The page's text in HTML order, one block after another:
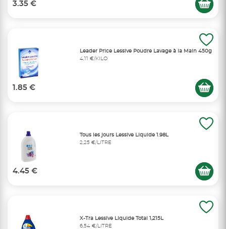
3.35 €
Leader Price Lessive Poudre Lavage à la Main 450g
4,11 €/KILO
1.85 €
Tous les jours Lessive Liquide 1.98L
2,25 €/LITRE
4.45 €
X-Tra Lessive Liquide Total 1,215L
6,54 €/LITRE